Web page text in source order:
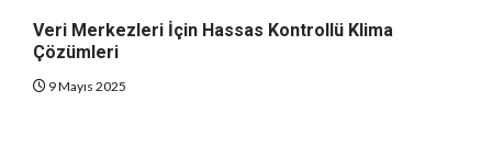
Veri Merkezleri İçin Hassas Kontrollü Klima
Çözümleri
9 Mayıs 2025